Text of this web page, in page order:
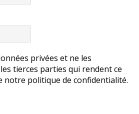
privées et ne les
tierces parties qui rendent ce
notre politique de confidentialité.